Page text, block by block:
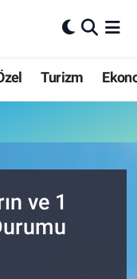
Turizm
ve 1